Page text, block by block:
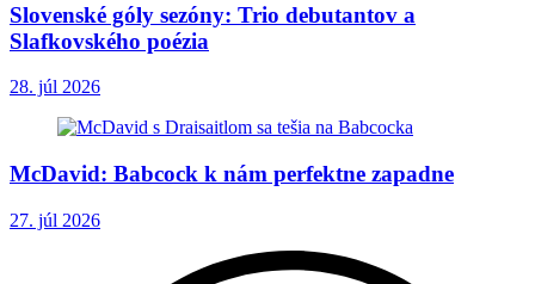
Slovenské góly sezóny: Trio debutantov a
Slafkovského poézia
28. júl 2026
McDavid: Babcock k nám perfektne zapadne
27. júl 2026